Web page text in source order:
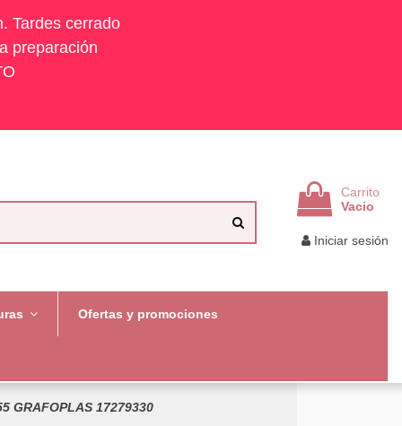
Tardes cerrado
preparación
Carrito
Vacio
Iniciar sesión
Ofertas y promociones
GRAFOPLAS 17279330